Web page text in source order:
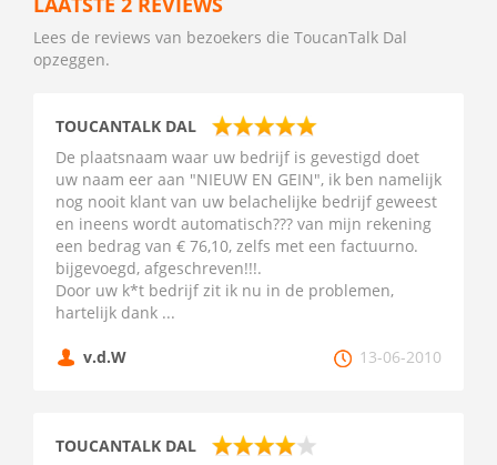
Lees de reviews van bezoekers die ToucanTalk Dal
opzeggen.
TOUCANTALK DAL
De plaatsnaam waar uw bedrijf is gevestigd doet
uw naam eer aan "NIEUW EN GEIN", ik ben namelijk
nog nooit klant van uw belachelijke bedrijf geweest
en ineens wordt automatisch??? van mijn rekening
een bedrag van € 76,10, zelfs met een factuurno.
bijgevoegd, afgeschreven!!!.
Door uw k*t bedrijf zit ik nu in de problemen,
hartelijk dank ...
v.d.W 13-06-2010
TOUCANTALK DAL